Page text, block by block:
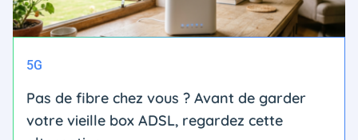
5G
Pas de fibre chez vous ? Avant de garder
votre vieille box ADSL, regardez cette